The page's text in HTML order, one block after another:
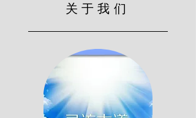
关于我们